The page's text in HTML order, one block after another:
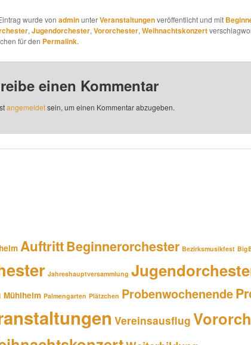
wurde von adminunterVeranstaltungenveröffentlicht und mit
, Jugendorchester, Vororchester, Weihnachtskonzert
für den Permalink.
einen Kommentar
angemeldetsein, um einen Kommentar abzugeben.
AuftrittBeginnerorchester Bezirksmusikfest
Jahreshauptversammlung
Mühlheim Palmengarten Plätzchen Probenwochenende
Vereinsausflug